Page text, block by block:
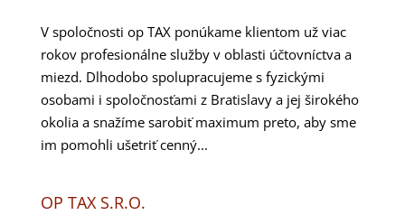
V spoločnosti op TAX ponúkame klientom už viac
rokov profesionálne služby v oblasti účtovníctva a
miezd. Dlhodobo spolupracujeme s fyzickými
osobami i spoločnosťami z Bratislavy a jej širokého
okolia a snažíme sarobiť maximum preto, aby sme
im pomohli ušetriť cenný...
OP TAX S.R.O.